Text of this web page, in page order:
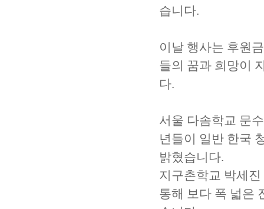
습니다.
이날 행사는 후원
들의 꿈과 희망이
다.
서울 다솜학교 문
년들이 일반 한국
밝혔습니다.
지구촌학교 박세
통해 보다 폭 넓은